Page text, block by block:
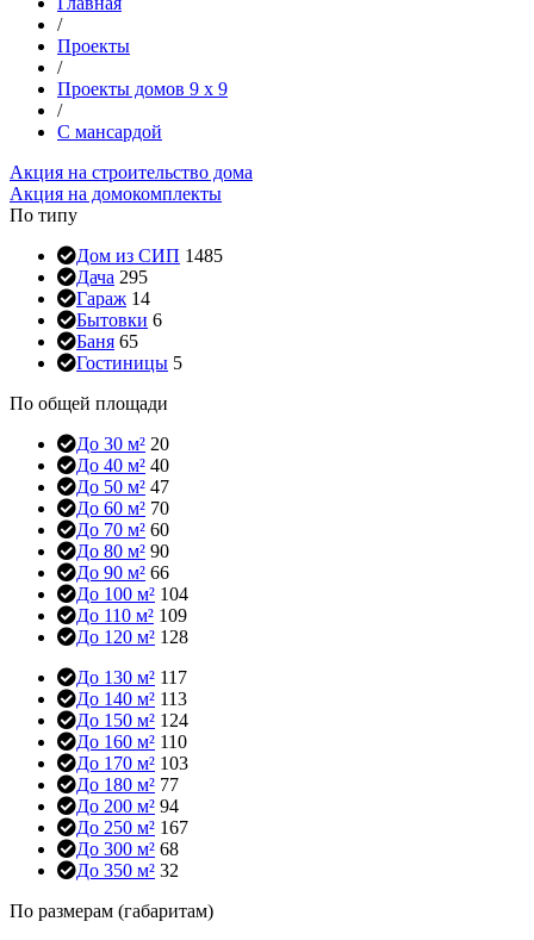
/
Проекты
/
Проекты домов 9 x 9
/
С мансардой
Акция на строительство дома
Акция на домокомплекты
По типу
Дом из СИП 1485
Дача 295
Гараж 14
Бытовки 6
Баня 65
Гостиницы 5
По общей площади
До 30 м² 20
До 40 м² 40
До 50 м² 47
До 60 м² 70
До 70 м² 60
До 80 м² 90
До 90 м² 66
До 100 м² 104
До 110 м² 109
До 120 м² 128
До 130 м² 117
До 140 м² 113
До 150 м² 124
До 160 м² 110
До 170 м² 103
До 180 м² 77
До 200 м² 94
До 250 м² 167
До 300 м² 68
До 350 м² 32
По размерам (габаритам)